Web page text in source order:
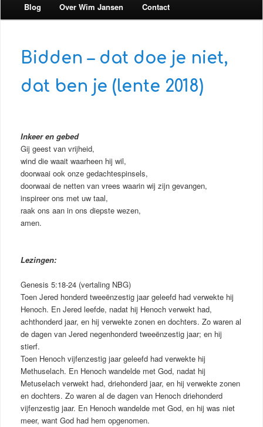
Blog Over Wim Jansen Contact
Bidden – dat doe je niet,
dat ben je (lente 2018)
Inkeer en gebed
Gij geest van vrijheid,
wind die waait waarheen hij wil,
doorwaai ook onze gedachtespinsels,
doorwaai de netten van vrees waarin wij zijn gevangen,
inspireer ons met uw taal,
raak ons aan in ons diepste wezen,
amen.
Lezingen:
Genesis 5:18-24 (vertaling NBG)
Toen Jered honderd tweeënzestig jaar geleefd had verwekte hij
Henoch. En Jered leefde, nadat hij Henoch verwekt had,
achthonderd jaar, en hij verwekte zonen en dochters. Zo waren al
de dagen van Jered negenhonderd tweeënzestig jaar; en hij
stierf.
Toen Henoch vijfenzestig jaar geleefd had verwekte hij
Methuselach. En Henoch wandelde met God, nadat hij
Metuselach verwekt had, driehonderd jaar, en hij verwekte zonen
en dochters. Zo waren al de dagen van Henoch driehonderd
vijfenzestig jaar. En Henoch wandelde met God, en hij was niet
meer, want God had hem opgenomen.